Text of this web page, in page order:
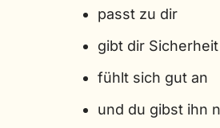
passt zu dir
gibt dir Sicherheit
fühlt sich gut an
und du gibst ihn